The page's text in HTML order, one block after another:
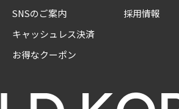
SNSのご案内
キャッシュレス決済
お得なクーポン
採用情報